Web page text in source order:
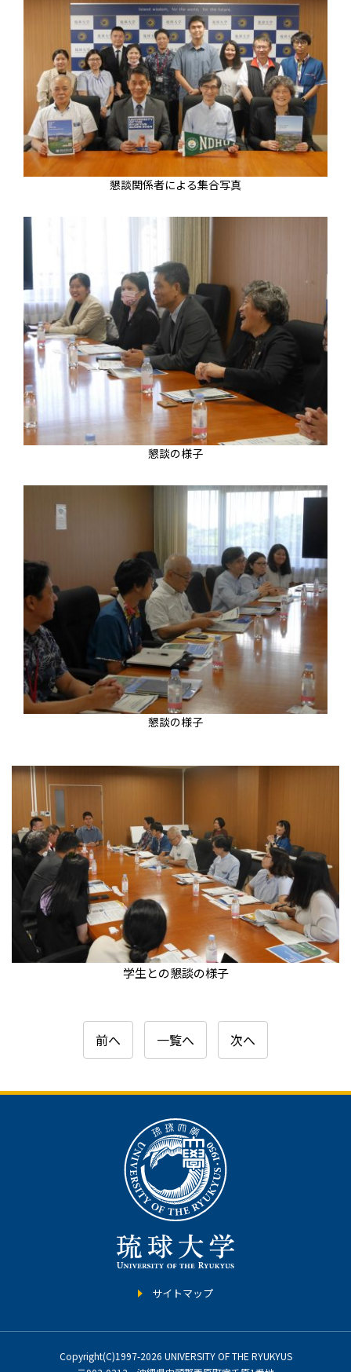
懇談関係者による集合写真
懇談の様子
懇談の様子
学生との懇談の様子
前へ 一覧へ 次へ
サイトマップ
Copyright(C)1997-2026 UNIVERSITY OF THE RYUKYUS